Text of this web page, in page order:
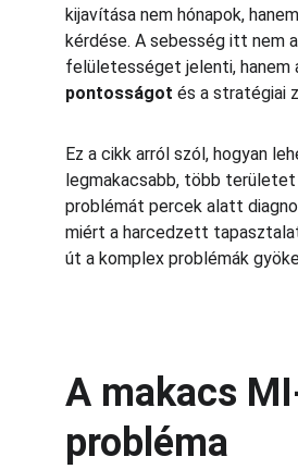
kijavítása nem hónapok,
kérdése. A sebesség itt nem a
felületességet jelenti, hanem
pontosságot és a stratégiai
Ez a cikk arról szól, hogyan
legmakacsabb, több
problémát percek alatt
miért a harcedzett
út a komplex problémák
A makacs
probléma